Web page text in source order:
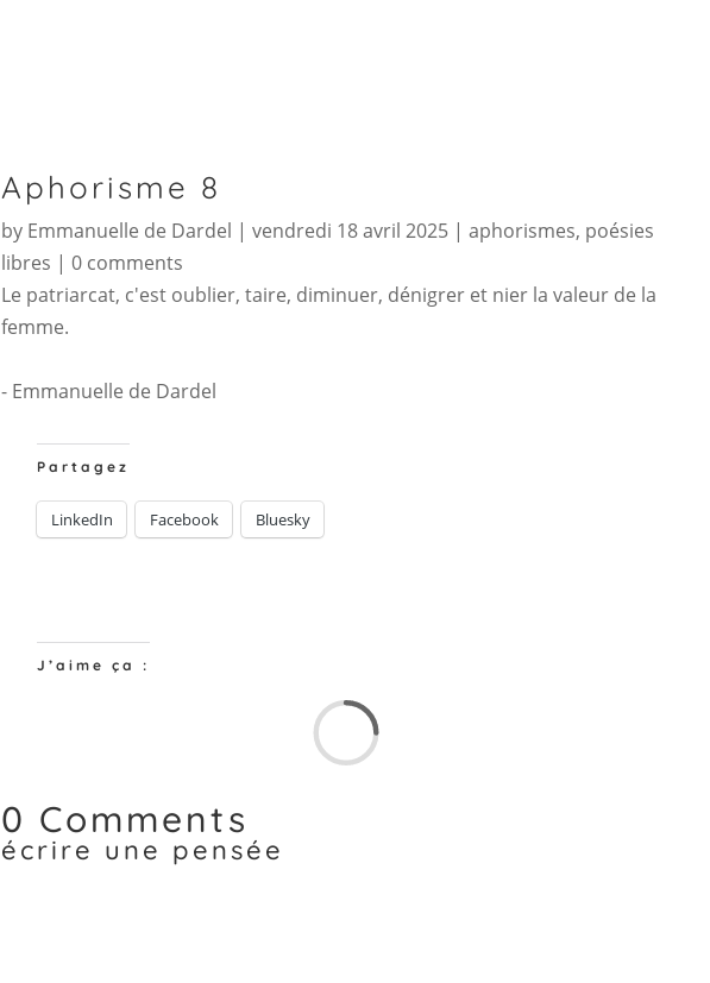
Aphorisme 8
by Emmanuelle de Dardel | vendredi 18 avril 2025| aphorismes, poésies
libres | 0 comments
Le patriarcat, c'est oublier, taire, diminuer, dénigrer et nier la valeur de la
femme.
- Emmanuelle de Dardel
Partagez
LinkedIn Facebook Bluesky
J’aime ça :
0 Comments
écrire une pensée